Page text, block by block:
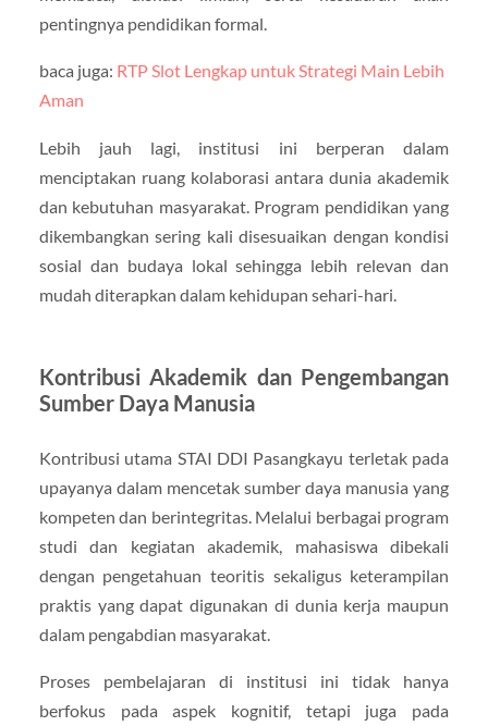
pentingnya pendidikan formal.
baca juga: RTP Slot Lengkap untuk Strategi Main Lebih
Aman
Lebih jauh lagi, institusi ini berperan dalam
menciptakan ruang kolaborasi antara dunia akademik
dan kebutuhan masyarakat. Program pendidikan yang
dikembangkan sering kali disesuaikan dengan kondisi
sosial dan budaya lokal sehingga lebih relevan dan
mudah diterapkan dalam kehidupan sehari-hari.
Kontribusi Akademik dan Pengembangan
Sumber Daya Manusia
Kontribusi utama STAI DDI Pasangkayu terletak pada
upayanya dalam mencetak sumber daya manusia yang
kompeten dan berintegritas. Melalui berbagai program
studi dan kegiatan akademik, mahasiswa dibekali
dengan pengetahuan teoritis sekaligus keterampilan
praktis yang dapat digunakan di dunia kerja maupun
dalam pengabdian masyarakat.
Proses pembelajaran di institusi ini tidak hanya
berfokus pada aspek kognitif, tetapi juga pada